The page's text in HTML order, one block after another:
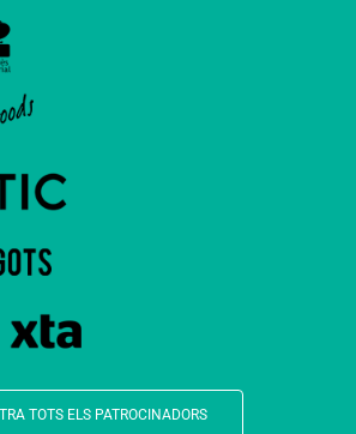
TOTS ELS PATROCINADORS